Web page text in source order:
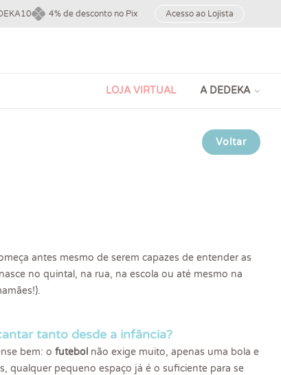
4% de desconto no Pix Acesso ao Lojista
A DEDEKA
LOJA VIRTUAL
Voltar
antes mesmo de serem capazes de entender as
no quintal, na rua, na escola ou até mesmo na
tanto desde a infância?
bem: o futebol não exige muito, apenas uma bola e
qualquer pequeno espaço já é o suficiente para se